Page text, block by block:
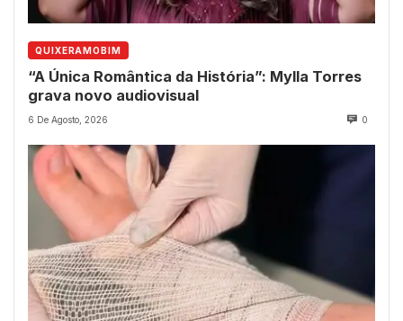
QUIXERAMOBIM
“A Única Romântica da História”: Mylla Torres
grava novo audiovisual
6 De Agosto, 2026 0